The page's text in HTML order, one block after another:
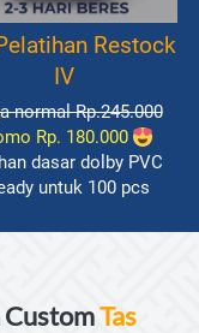
Restock
IV
normal Rp.245.000
Rp. 180.000
dasar dolby PVC
untuk 100 pcs
Custom Tas